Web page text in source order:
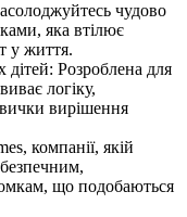
чудово
яка втілює
у життя.
дітей: Розроблена для
логіку,
вирішення
компанії, якій
що подобаються